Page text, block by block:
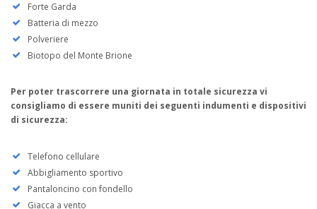
Forte Garda
Batteria di mezzo
Polveriere
Biotopo del Monte Brione
Per poter trascorrere una giornata in totale sicurezza vi
consigliamo di essere muniti dei seguenti indumenti e dispositivi
di sicurezza:
Telefono cellulare
Abbigliamento sportivo
Pantaloncino con fondello
Giacca a vento